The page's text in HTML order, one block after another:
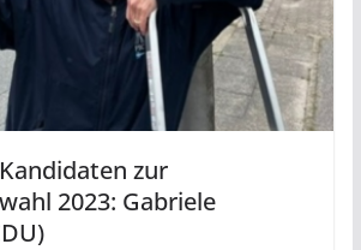
zur
2023: Gabriele